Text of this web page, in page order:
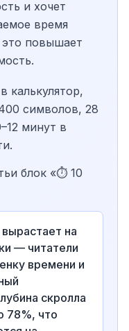
и хочет
время
повышает
калькулятор,
символов, 28
минут в
блок «⏱️ 10
на
— читатели
времени и
скролла
78%, что